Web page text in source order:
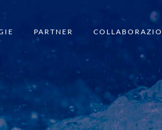
PARTNER